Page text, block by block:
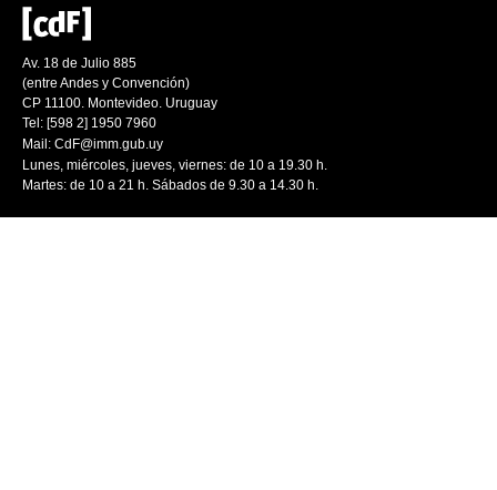
Av. 18 de Julio 885
(entre Andes y Convención)
CP 11100. Montevideo. Uruguay
Tel: [598 2] 1950 7960
Mail: CdF@imm.gub.uy
Lunes, miércoles, jueves, viernes: de 10 a 19.30 h.
Martes: de 10 a 21 h. Sábados de 9.30 a 14.30 h.